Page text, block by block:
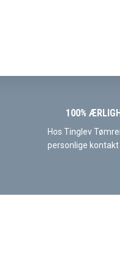
100%
Hos Tinglev
personlige